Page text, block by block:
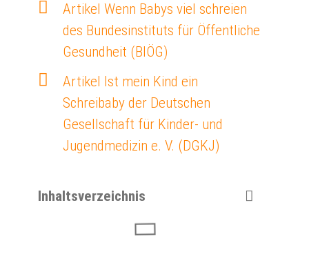
Artikel Wenn Babys viel schreien
des Bundesinstituts für Öffentliche
Gesundheit (BIÖG)
Artikel Ist mein Kind ein
Schreibaby der Deutschen
Gesellschaft für Kinder- und
Jugendmedizin e. V. (DGKJ)
Inhaltsverzeichnis